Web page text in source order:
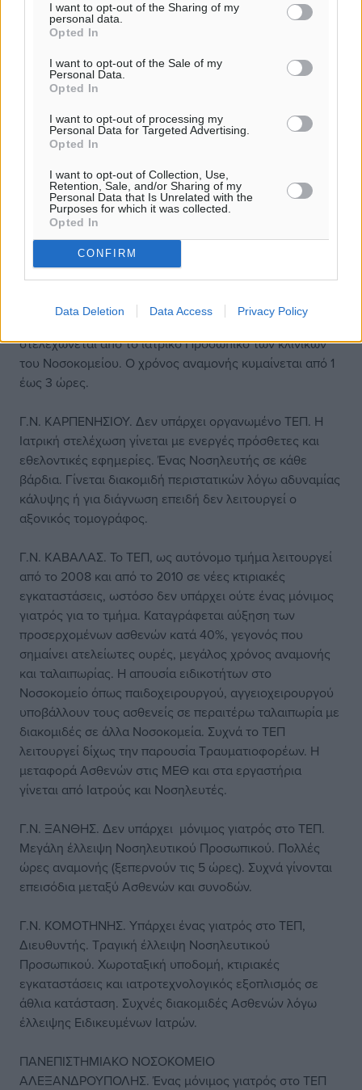
I want to opt-out of the Sharing of my
personal data.
Opted In
I want to opt-out of the Sale of my
Personal Data.
Opted In
I want to opt-out of processing my
Personal Data for Targeted Advertising.
Opted In
I want to opt-out of Collection, Use,
Retention, Sale, and/or Sharing of my
Personal Data that Is Unrelated with the
Purposes for which it was collected.
Opted In
CONFIRM
Data Deletion Data Access Privacy Policy
διαγνωστεί ο ασθενής. Δεν υπάρχει μόνιμη φύλαξη με
αποτέλεσμα να δημιουργούνται συχνά επεισόδια.
οι Ασθενείς προσέρχονται με ιδιωτικά μέσα.
Γ.Ν. ΑΜΦΙΣΣΑΣ. Δεν υπάρχουν χωριστά ΤΕΠ. Τα ΤΕΠ
στελεχώνονται με Ιατρικό και Νοσηλευτικό Προσωπικό
των Κλινικών. Μεγάλες καθυστερήσεις στην εξέταση και
διάγνωση. Το σύνολο των περιστατικών γίνονται
διακομιδές επειδή δεν λειτουργεί η Παθολογική κλινική
και οι Αναισθησιολόγοι μετακινούνται στο Νοσοκομείο
της Λαμίας. Δεν διαθέτει αντιδραστήρια και δεν γίνεται η
αιματολογική εξέταση τροπονίνη, για την διάγνωση του
εμφράγματος.
Γ.Ν. ΒΟΛΟΥ. Δεν υπάρχει οργανωμένο ΤΕΠ παρότι
στελεχώνεται από το ιατρικό Προσωπικό των κλινικών
του Νοσοκομείου. Ο χρόνος αναμονής κυμαίνεται από 1
έως 3 ώρες.
Γ.Ν. ΚΑΡΠΕΝΗΣΙΟΥ. Δεν υπάρχει οργανωμένο ΤΕΠ. Η
Ιατρική στελέχωση γίνεται με ενεργές πρόσθετες και
εθελοντικές εφημερίες. Ένας Νοσηλευτής σε κάθε
βάρδια. Γίνεται διακομιδή περιστατικών λόγω αδυναμίας
κάλυψης ή για διάγνωση επειδή δεν λειτουργεί ο
αξονικός τομογράφος.
Γ.Ν. ΚΑΒΑΛΑΣ. Το ΤΕΠ, ως αυτόνομο τμήμα λειτουργεί
από το 2008 και από το 2010 σε νέες κτιριακές
εγκαταστάσεις, ωστόσο δεν υπάρχει ούτε ένας μόνιμος
γιατρός για το τμήμα. Καταγράφεται αύξηση των
προσερχομένων ασθενών κατά 40%, γεγονός που
σημαίνει ατελείωτες ουρές, μεγάλος χρόνος αναμονής
και ταλαιπωρίας. Η απουσία ειδικοτήτων στο
Νοσοκομείο όπως παιδοχειρουργού, αγγειοχειρουργού
υποβάλλουν τους ασθενείς σε περαιτέρω ταλαιπωρία με
διακομιδές σε άλλα Νοσοκομεία. Συχνά το ΤΕΠ
λειτουργεί δίχως την παρουσία Τραυματιοφορέων. Η
μεταφορά Ασθενών στις ΜΕΘ και στα εργαστήρια
γίνεται από Ιατρούς και Νοσηλευτές.
Γ.Ν. ΞΑΝΘΗΣ. Δεν υπάρχει μόνιμος γιατρός στο ΤΕΠ.
Μεγάλη έλλειψη Νοσηλευτικού Προσωπικού. Πολλές
ώρες αναμονής (ξεπερνούν τις 5 ώρες). Συχνά γίνονται
επεισόδια μεταξύ Ασθενών και συνοδών.
Γ.Ν. ΚΟΜΟΤΗΝΗΣ. Υπάρχει ένας γιατρός στο ΤΕΠ,
Διευθυντής. Τραγική έλλειψη Νοσηλευτικού
Προσωπικού. Χωροταξική υποδομή, κτιριακές
εγκαταστάσεις και ιατροτεχνολογικός εξοπλισμός σε
άθλια κατάσταση. Συχνές διακομιδές Ασθενών λόγω
έλλειψης Ειδικευμένων Ιατρών.
ΠΑΝΕΠΙΣΤΗΜΙΑΚΟ ΝΟΣΟΚΟΜΕΙΟ
ΑΛΕΞΑΝΔΡΟΥΠΟΛΗΣ. Ένας μόνιμος γιατρός στο ΤΕΠ